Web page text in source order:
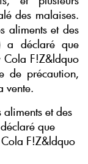
des malaises.
aliments et des
a déclaré que
Cola F!Z&ldquo
de précaution,
vente.
et des
que
F!Z&ldquo